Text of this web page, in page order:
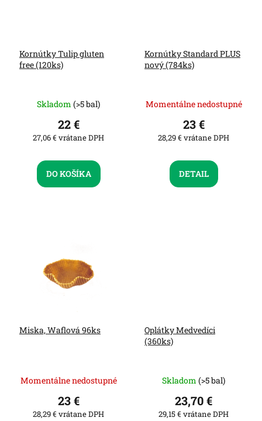
Kornútky Tulip gluten
free (120ks)
Skladom (>5 bal)
27,06 € vrátane DPH
22 €
DO KOŠÍKA
Kornútky Standard PLUS
nový (784ks)
Momentálne nedostupné
28,29 € vrátane DPH
23 €
DETAIL
Miska, Waflová 96ks
Momentálne nedostupné
28,29 € vrátane DPH
23 €
Oplátky Medvedíci
(360ks)
Skladom (>5 bal)
29,15 € vrátane DPH
23,70 €